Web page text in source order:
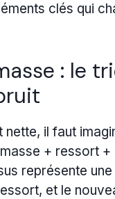
clés qui
: le
il faut
+ ressort +
représente
et le